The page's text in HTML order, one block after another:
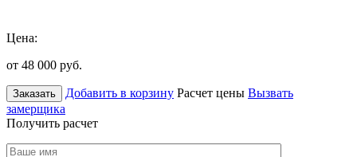
Цена:
от 48 000 руб.
Заказать Добавить в корзину Расчет цены Вызвать
замерщика
Получить расчет